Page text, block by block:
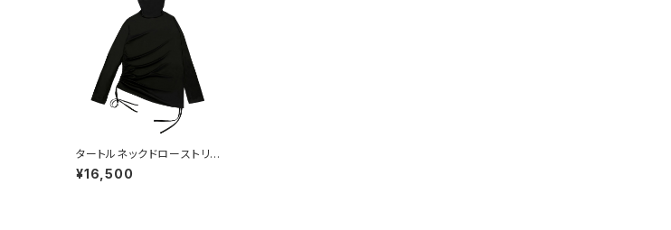
タートルネックドローストリン
グスロングスリーブT
¥16,500